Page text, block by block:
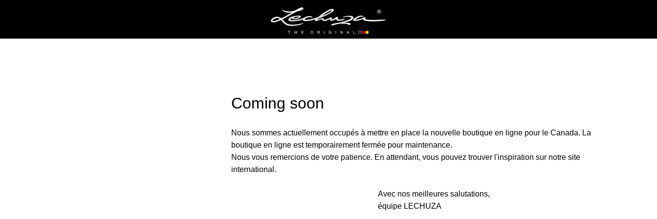
Coming soon
Nous sommes actuellement occupés à mettre en place la nouvelle boutique en ligne pour le Canada. La
boutique en ligne est temporairement fermée pour maintenance.
Nous vous remercions de votre patience. En attendant, vous pouvez trouver l'inspiration sur notre site
international.
Avec nos meilleures salutations,
équipe LECHUZA